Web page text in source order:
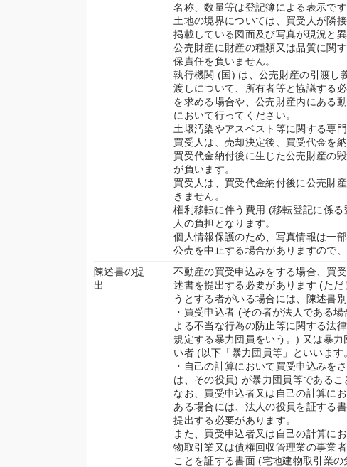
名称、数量等は登記簿による表示です
土地の境界については、買受人が隣
掲載している図面及び写真が現況と
公売財産に財産の種類又は品質に関
保責任を負いません。
執行機関 (国) は、公売財産の引渡し
渡しについて、所有者等と協議する
を求める場合や、公売財産内にある
において行ってください。
土壌汚染やアスベスト等に関する専
買受人は、売却決定後、買受代金を
買受代金納付後に生じた公売財産の
が負います。
買受人は、買受代金納付後に公売財
きません。
権利移転に伴う費用 (移転登記に係
人の負担となります。
個人情報保護のため、写真情報は一部
公売を中止する場合がありますので
陳述書の提
出
不動産の買受申込みをする場合、買
述書を提出する必要があります (た
うとする者がいる場合には、陳述書
・買受申込者 (その者が法人である
よる不当な行為の防止等に関する法
規定する暴力団員をいう。) 又は暴
い者 (以下「暴力団員等」といいます
・自己の計算において買受申込みを
は、その役員) が暴力団員等であるこ
なお、買受申込者又は自己の計算に
ある場合には、法人の役員を証する
提出する必要があります。
また、買受申込者又は自己の計算に
物取引業又は債権回収管理業の事業
ことを証する書面 (宅地建物取引業